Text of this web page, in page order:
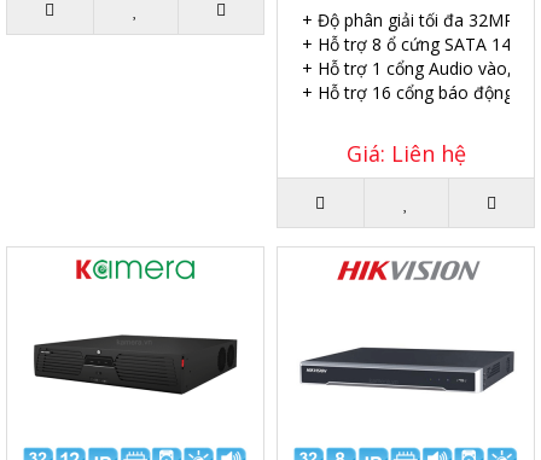
+ Độ phân giải tối đa 32MP.
+ Hỗ trợ 8 ổ cứng SATA 14TB.
+ Hỗ trợ 1 cổng Audio vào, 2
+ Hỗ trợ 16 cổng báo động
Giá: Liên hệ